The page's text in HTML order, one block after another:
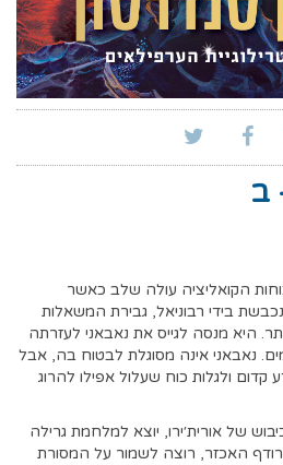
ב
הקואליציה עולה שלב כאשר
נכבשת בידי רבוניאל, גבירת המשאלות
היא מנסה לגייס את נאבאני לעזרתה
נאבאני אינה מסוגלת לבטוח בה, אבל
ולגלות כוח שעלול אפילו להרוג
של אורית׳ירו, יוצא למלחמת גרילה
האכזר, רוצה לשמור על המסורת